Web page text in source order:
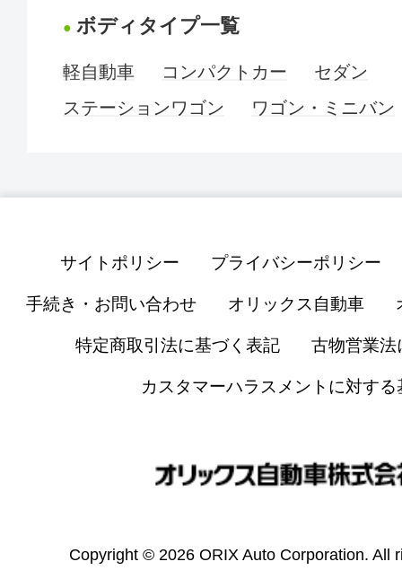
ボディタイプ一覧
軽自動車 コンパクトカー
セダン
ステーションワゴン
ワゴン・ミニバン
サイトポリシー プライバシーポリシー
手続き・お問い合わせ オリックス自動車
特定商取引法に基づく表記 古物営業法
カスタマーハラスメントに対する
Copyright © 2026 ORIX Auto Corporation. All